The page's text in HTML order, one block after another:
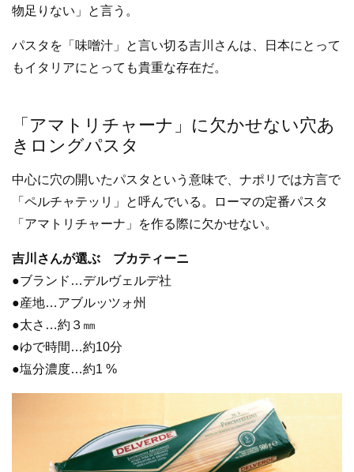
物足りない」と言う。
パスタを「味噌汁」と言い切る吉川さんは、日本にとって
もイタリアにとっても貴重な存在だ。
「アマトリチャーナ」に欠かせない穴あ
きロングパスタ
中心に穴の開いたパスタという意味で、ナポリでは方言で
「ペルチャテッリ」と呼んでいる。ローマの定番パスタ
「アマトリチャーナ」を作る際に欠かせない。
吉川さんが選ぶ ブカティーニ
●ブランド…デルヴェルデ社
●産地…アブルッツォ州
●太さ…約３㎜
●ゆで時間…約10分
●塩分濃度…約1 %